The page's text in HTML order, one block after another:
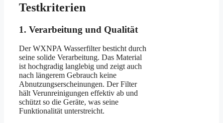
Testkriterien
1. Verarbeitung und Qualität
Der WXNPA Wasserfilter besticht durch
seine solide Verarbeitung. Das Material
ist hochgradig langlebig und zeigt auch
nach längerem Gebrauch keine
Abnutzungserscheinungen. Der Filter
hält Verunreinigungen effektiv ab und
schützt so die Geräte, was seine
Funktionalität unterstreicht.